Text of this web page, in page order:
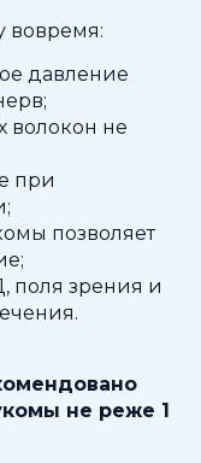
вовремя:
давление
волокон не
при
позволяет
поля зрения и
не реже 1